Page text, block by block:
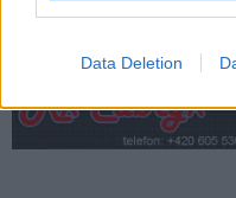
Data Deletion